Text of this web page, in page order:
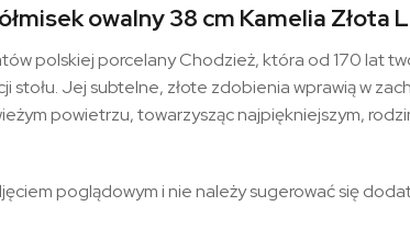
owalny 38 cm Kamelia Złota
polskiej porcelany Chodzież, która od 170 lat
Jej subtelne, złote zdobienia wprawią w
powietrzu, towarzysząc najpiękniejszym,
poglądowym i nie należy sugerować się